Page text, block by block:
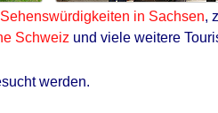
in Sachsen,
Schweiz und viele weitere
werden.